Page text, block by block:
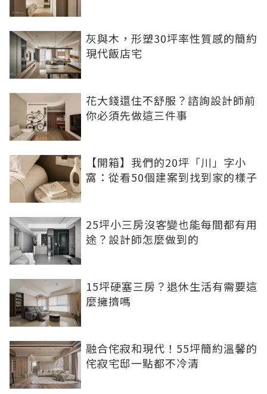
灰與木，形塑30坪率性質感的簡約
現代飯店宅
花大錢還住不舒服？諮詢設計師前
你必須先做這三件事
【開箱】我們的20坪「川」字小
窩：從看50個建案到找到家的樣子
25坪小三房沒客變也能每間都有用
途？設計師怎麼做到的
15坪硬塞三房？退休生活有需要這
麼擁擠嗎
融合侘寂和現代！55坪簡約溫馨的
侘寂宅邸一點都不冷清